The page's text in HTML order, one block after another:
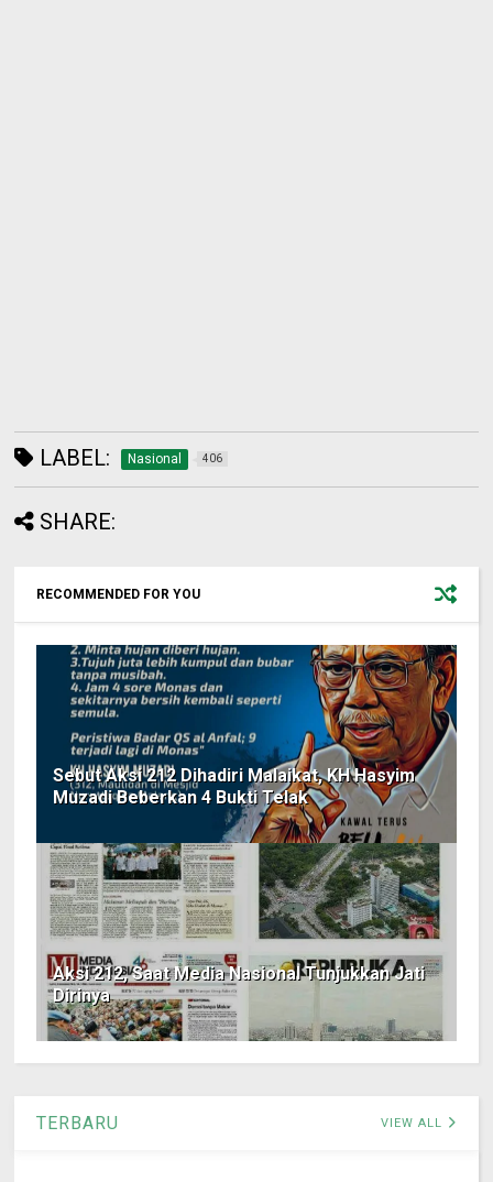
LABEL: Nasional 406
SHARE:
RECOMMENDED FOR YOU
Sebut Aksi 212 Dihadiri Malaikat, KH Hasyim
Muzadi Beberkan 4 Bukti Telak
Aksi 212, Saat Media Nasional Tunjukkan Jati
Dirinya
TERBARU VIEW ALL